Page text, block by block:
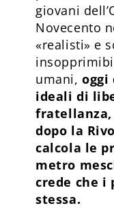
giovani
Novecento
«realisti» e
umani, oggi
ideali di
dopo la
calcola le
metro
crede che i
stessa.